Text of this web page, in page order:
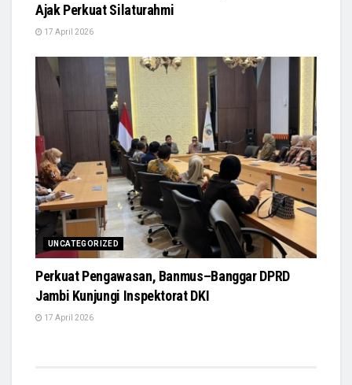
Ajak Perkuat Silaturahmi
17 April 2026
UNCATEGORIZED
Perkuat Pengawasan, Banmus–Banggar DPRD
Jambi Kunjungi Inspektorat DKI
17 April 2026